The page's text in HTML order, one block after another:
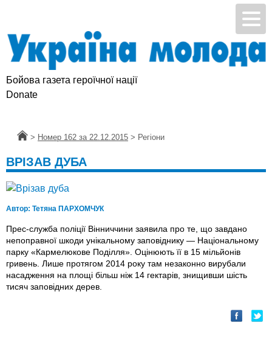
Бойова газета героїчної нації
Donate
Головна
> Номер 162 за 22.12.2015 > Регіони
ВРІЗАВ ДУБА
Автор: Тетяна ПАРХОМЧУК
Прес-служба поліції Вінниччини заявила про те, що завдано
непоправної шкоди унікальному заповіднику — Національному
парку «Кармелюкове Поділля». Оцінюють її в 15 мільйонів
гривень. Лише протягом 2014 року там незаконно вирубали
насадження на площі більш ніж 14 гектарів, знищивши шість
тисяч заповідних дерев.